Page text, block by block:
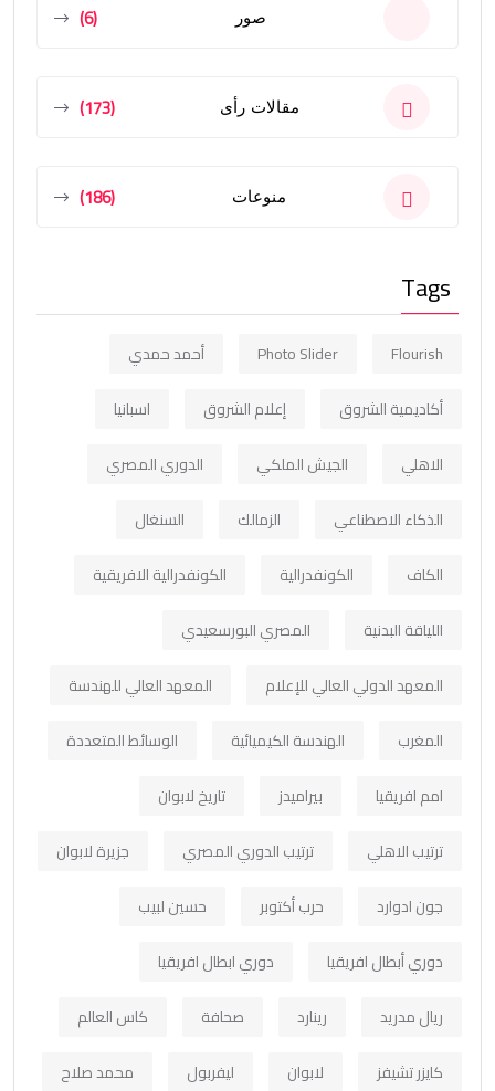
صور (6)
مقالات رأى (173)
منوعات (186)
Tags
Flourish
Photo Slider
أحمد حمدي
أكاديمية الشروق
إعلام الشروق
اسبانيا
الاهلي
الجيش الملكي
الدوري المصري
الذكاء الاصطناعي
الزمالك
السنغال
الكاف
الكونفدرالية
الكونفدرالية الافريقية
اللياقة البدنية
المصري البورسعيدي
المعهد الدولي العالي للإعلام
المعهد العالي للهندسة
المغرب
الهندسة الكيميائية
الوسائط المتعددة
امم افريقيا
بيراميدز
تاريخ لابوان
ترتيب الاهلي
ترتيب الدوري المصري
جزيرة لابوان
جون ادوارد
حرب أكتوبر
حسين لبيب
دوري أبطال افريقيا
دوري ابطال افريقيا
ريال مدريد
رينارد صحافة
كاس العالم
كايزر تشيفز
لابوان ليفربول محمد صلاح